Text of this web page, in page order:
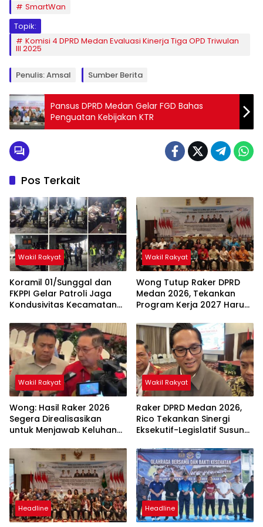
SmartWan
Topik:
Komisi 4 DPRD Medan Evaluasi Kinerja Tiga OPD Triwulan
III 2025
Penulis: Amsal Sumber Berita
Pansus DPRD Medan Gelar FGD Bahas
Penguatan Kebijakan KTR
Pos Terkait
Wakil Rakyat
Koramil 01/Sunggal dan
FKPPI Gelar Patroli Jaga
Kondusivitas Kecamatan
Wakil Rakyat
Wong Tutup Raker DPRD
Medan 2026, Tekankan
Program Kerja 2027 Harus
Masyarakat
Wakil Rakyat
Wong: Hasil Raker 2026
Segera Direalisasikan
untuk Menjawab Keluhan
Wakil Rakyat
Raker DPRD Medan 2026,
Rico Tekankan Sinergi
Eksekutif-Legislatif Susun
Headline Headline